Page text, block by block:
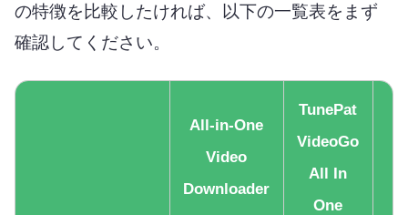
の特徴を比較したければ、以下の一覧表をまず
確認してください。
All-in-One
Video
Downloader
TunePat
VideoGo
All In
One